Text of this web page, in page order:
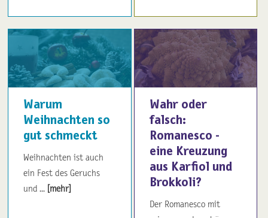
Warum
Weihnachten so
gut schmeckt
Weihnachten ist auch
ein Fest des Geruchs
und ... [mehr]
Wahr oder
falsch:
Romanesco -
eine Kreuzung
aus Karfiol und
Brokkoli?
Der Romanesco mit